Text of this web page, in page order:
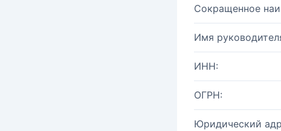
Сокращенное
Имя
ИНН:
ОГРН:
Юридический